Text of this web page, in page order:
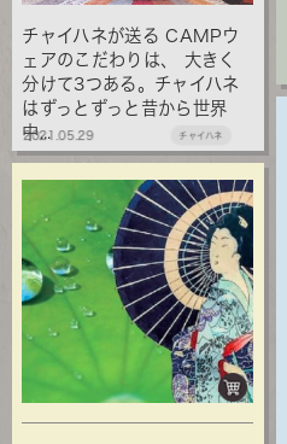
チャイハネが送る CAMPウ
ェアのこだわりは、 大きく
分けて3つある。チャイハネ
はずっとずっと昔から世界
中...
2021.05.29 チャイハネ